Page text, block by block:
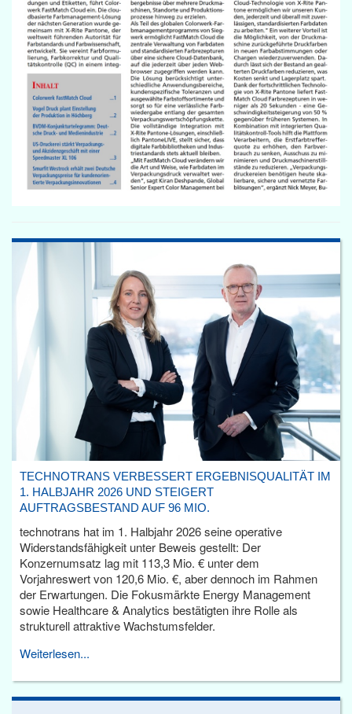
TECHNOTRANS VERBESSERT ERGEBNISQUALITÄT IM
1. HALBJAHR 2026 UND STEIGERT
AUFTRAGSBESTAND AUF 96 MIO.
technotrans hat im 1. Halbjahr 2026 seine operative
Widerstandsfähigkeit unter Beweis gestellt: Der
Konzernumsatz lag mit 113,3 Mio. € unter dem
Vorjahreswert von 120,6 Mio. €, aber dennoch im Rahmen
der Erwartungen. Die Fokusmärkte Energy Management
sowie Healthcare & Analytics bestätigten ihre Rolle als
strukturell attraktive Wachstumsfelder.
Weiterlesen...